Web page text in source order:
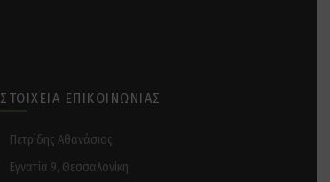
ΣΤΟΙΧΕΊΑ ΕΠΙΚΟΙΝΩΝΊΑΣ
Πετρίδης Αθανάσιος
Εγνατία 9, Θεσσαλονίκη